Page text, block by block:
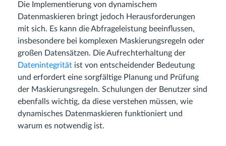
Die Implementierung von dynamischem
Datenmaskieren bringt jedoch Herausforderungen
mit sich. Es kann die Abfrageleistung beeinflussen,
insbesondere bei komplexen Maskierungsregeln oder
großen Datensätzen. Die Aufrechterhaltung der
Datenintegrität ist von entscheidender Bedeutung
und erfordert eine sorgfältige Planung und Prüfung
der Maskierungsregeln. Schulungen der Benutzer sind
ebenfalls wichtig, da diese verstehen müssen, wie
dynamisches Datenmaskieren funktioniert und
warum es notwendig ist.